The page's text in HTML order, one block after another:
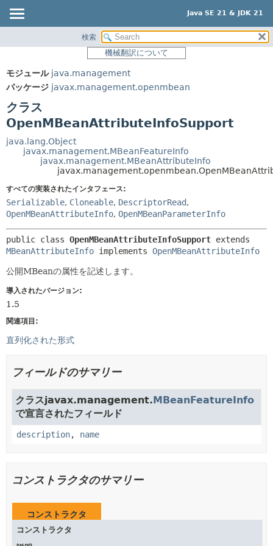
Java SE 21 & JDK 21
パッケージ
使用
プレビュー
非推奨
索引
ヘルプ
サマリー:
ネスト済
フィールド
コンストラクタ
検索
機械翻訳について
モジュール java.management
パッケージ javax.management.openmbean
クラス
OpenMBeanAttributeInfoSupport
java.lang.Object
javax.management.MBeanFeatureInfo
javax.management.MBeanAttributeInfo
すべての実装されたインタフェース:
Serializable, Cloneable, DescriptorRead,
OpenMBeanAttributeInfo, OpenMBeanParameterInfo
public class OpenMBeanAttributeInfoSupport
MBeanAttributeInfo implements OpenMBeanAttributeInfo
公開MBeanの属性を記述します。
導入されたバージョン:
1.5
関連項目:
直列化された形式
フィールドのサマリー
クラスjavax.management.MBeanFeatureInfo
で宣言されたフィールド
description, name
コンストラクタのサマリー
コンストラクタ
コンストラクタ